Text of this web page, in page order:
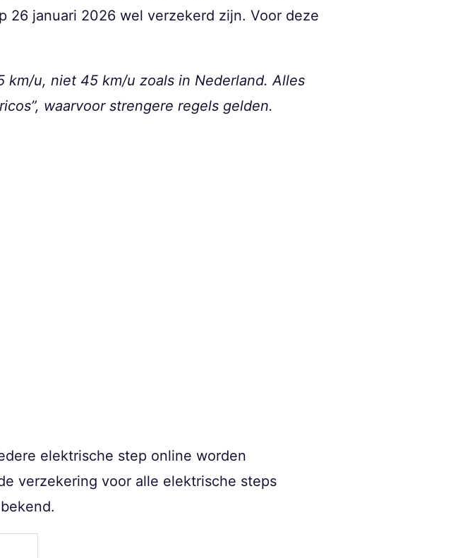
26 januari 2026 wel verzekerd zijn. Voor deze
km/u, niet 45 km/u zoals in Nederland. Alles
waarvoor strengere regels gelden.
elektrische step online worden
verzekering voor alle elektrische steps